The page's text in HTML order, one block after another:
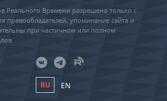
Реального Времени разрешено только с
правообладателей, упоминание сайта и
при частичном или полном
RU EN